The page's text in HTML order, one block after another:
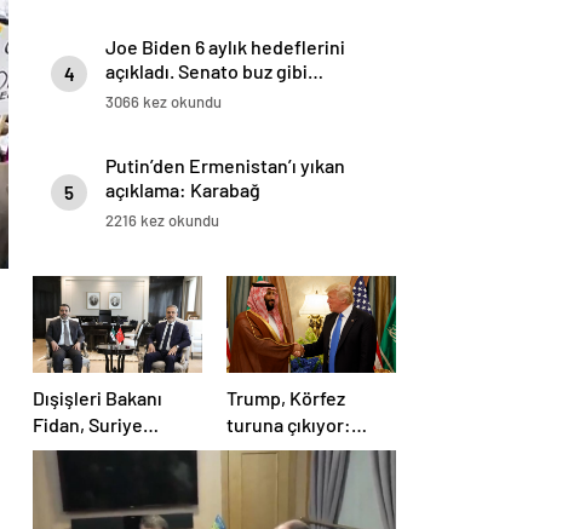
4
Joe Biden 6 aylık hedeflerini
açıkladı. Senato buz gibi…
3066 kez okundu
5
Putin’den Ermenistan’ı yıkan
açıklama: Karabağ
Azerbaycan’ın ayrılmaz bir
2216 kez okundu
Dışişleri Bakanı
Fidan, Suriye
Dışişleri Bakanı
Esad Hasan Şeybani
ile görüştü
Trump, Körfez
turuna çıkıyor:
Beklentiler büyük